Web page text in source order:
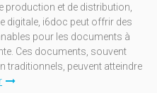
production et de distribution,
digitale, i6doc peut offrir des
pour les documents à
Ces documents, souvent
traditionnels, peuvent atteindre